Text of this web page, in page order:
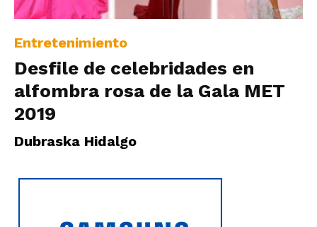
Entretenimiento
Desfile de celebridades en
alfombra rosa de la Gala MET
2019
Dubraska Hidalgo